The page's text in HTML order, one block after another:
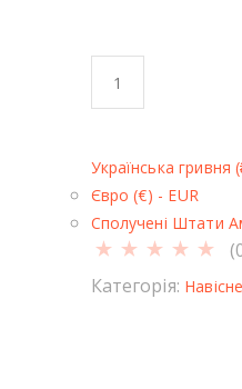
ф
о
р
м
а
Українська гривня
Євро (€) - EUR
Сполучені Штати
(
Категорія: